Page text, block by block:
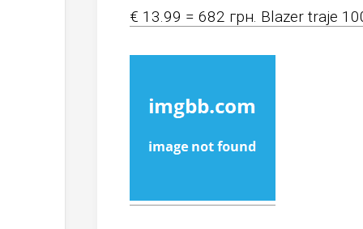
€ 13.99 = 682 грн. Blazer traje